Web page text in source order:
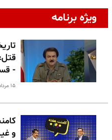
ویژه برنامه
-
۱۵ مرداد ۱۴۰۵
و